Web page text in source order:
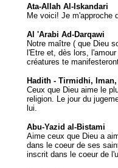
Ata-Allah Al-Iskandari
Me voici! Je m'approche
Al 'Arabi Ad-Darqawi
Notre maître ( que Dieu
l'Etre et, dès lors,
créatures te
Hadith - Tirmidhi,
Ceux que Dieu aime le
religion. Le jour du
lui.
Abu-Yazid al-Bistami
Aime ceux que Dieu a
dans le coeur de ses
inscrit dans le coeur de